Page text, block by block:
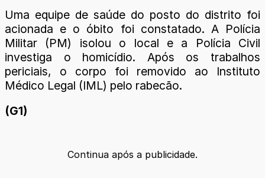
Uma equipe de saúde do posto do distrito foi
acionada e o óbito foi constatado. A Polícia
Militar (PM) isolou o local e a Polícia Civil
investiga o homicídio. Após os trabalhos
periciais, o corpo foi removido ao Instituto
Médico Legal (IML) pelo rabecão.
(G1)
Continua após a publicidade.